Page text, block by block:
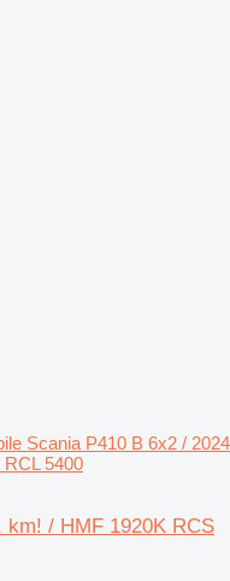
Scania P410 B 6x2 / 2024
5400
km! / HMF 1920K RCS